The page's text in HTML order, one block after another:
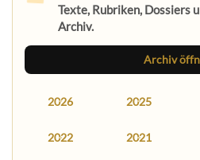
Texte, Rubriken, Dossiers
Archiv.
Archiv
2026 2025
2022 2021